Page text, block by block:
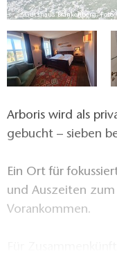
Gutshaus Blankenberg,
Arboris wird als
gebucht – sieben
Ein Ort für
und Auszeiten
Vorankommen.
Für